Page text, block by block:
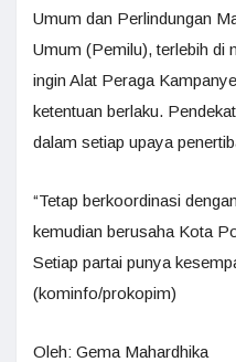
Umum dan Perlindungan
Umum (Pemilu), terlebih di
ingin Alat Peraga
ketentuan berlaku.
dalam setiap upaya
“Tetap berkoordinasi
kemudian berusaha Kota
Setiap partai punya
(kominfo/prokopim)
Oleh: Gema Mahardhika